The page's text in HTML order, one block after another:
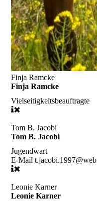
Finja Ramcke
Finja Ramcke
Vielseitigkeitsbeauftragte
Tom B. Jacobi
Tom B. Jacobi
Jugendwart
E-Mail
Leonie Karner
Leonie Karner